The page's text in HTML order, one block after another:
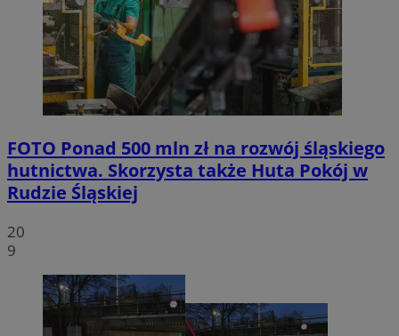
FOTO Ponad 500 mln zł na rozwój śląskiego
hutnictwa. Skorzysta także Huta Pokój w
Rudzie Śląskiej
20
9